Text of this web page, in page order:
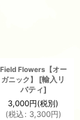
Field Flowers【オー
ガニック】
[輸入リ
バティ]
3,000円(税別)
(税込: 3,300円)